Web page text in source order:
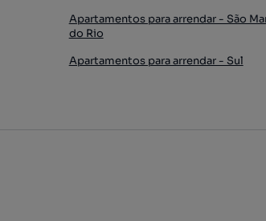
Apartamentos para arrendar - São
do Rio
Apartamentos para arrendar - Sul